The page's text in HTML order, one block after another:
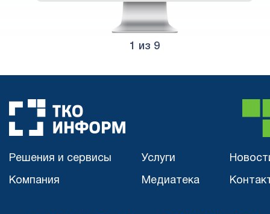
1 из 9
Решения и сервисы
Компания
Услуги
Медиатека